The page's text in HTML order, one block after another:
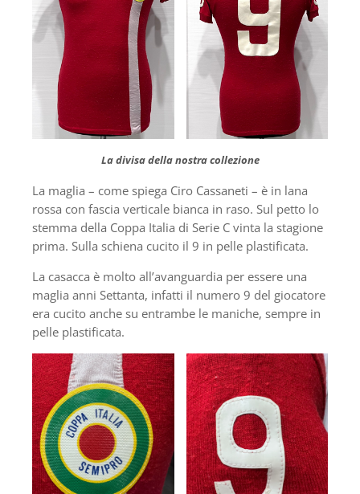
La divisa della nostra collezione
La maglia – come spiega Ciro Cassaneti – è in lana
rossa con fascia verticale bianca in raso. Sul petto lo
stemma della Coppa Italia di Serie C vinta la stagione
prima. Sulla schiena cucito il 9 in pelle plastificata.
La casacca è molto all’avanguardia per essere una
maglia anni Settanta, infatti il numero 9 del giocatore
era cucito anche su entrambe le maniche, sempre in
pelle plastificata.